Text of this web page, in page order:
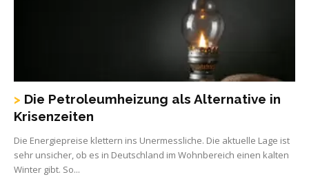
Die Petroleumheizung als Alternative in
Krisenzeiten
Die Energiepreise klettern ins Unermessliche. Die aktuelle Lage ist
sehr unsicher, ob es in Deutschland im Wohnbereich einen kalten
Winter gibt. So...